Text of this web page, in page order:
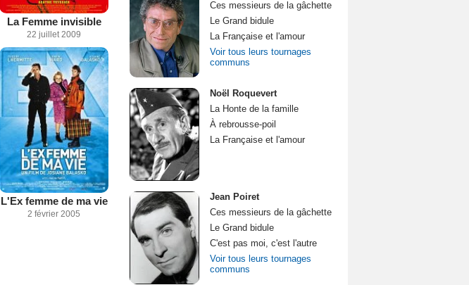
La Femme invisible
22 juillet 2009
L'Ex femme de ma vie
2 février 2005
Ces messieurs de la gâchette
Le Grand bidule
La Française et l'amour
Voir tous leurs tournages
communs
Noël Roquevert
La Honte de la famille
À rebrousse-poil
La Française et l'amour
Jean Poiret
Ces messieurs de la gâchette
Le Grand bidule
C'est pas moi, c'est l'autre
Voir tous leurs tournages
communs